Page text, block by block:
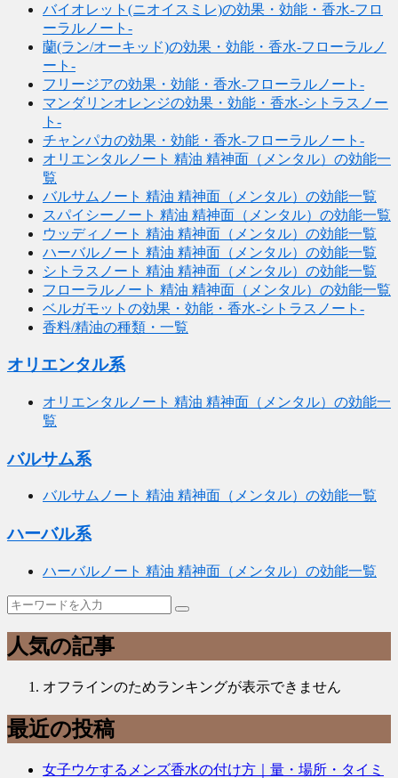
バイオレット(ニオイスミレ)の効果・効能・香水-フロ
ーラルノート-
蘭(ラン/オーキッド)の効果・効能・香水-フローラルノ
ート-
フリージアの効果・効能・香水-フローラルノート-
マンダリンオレンジの効果・効能・香水-シトラスノー
ト-
チャンパカの効果・効能・香水-フローラルノート-
オリエンタルノート 精油 精神面（メンタル）の効能一
覧
バルサムノート 精油 精神面（メンタル）の効能一覧
スパイシーノート 精油 精神面（メンタル）の効能一覧
ウッディノート 精油 精神面（メンタル）の効能一覧
ハーバルノート 精油 精神面（メンタル）の効能一覧
シトラスノート 精油 精神面（メンタル）の効能一覧
フローラルノート 精油 精神面（メンタル）の効能一覧
ベルガモットの効果・効能・香水-シトラスノート-
香料/精油の種類・一覧
オリエンタル系
オリエンタルノート 精油 精神面（メンタル）の効能一
覧
バルサム系
バルサムノート 精油 精神面（メンタル）の効能一覧
ハーバル系
ハーバルノート 精油 精神面（メンタル）の効能一覧
人気の記事
オフラインのためランキングが表示できません
最近の投稿
女子ウケするメンズ香水の付け方｜量・場所・タイミ